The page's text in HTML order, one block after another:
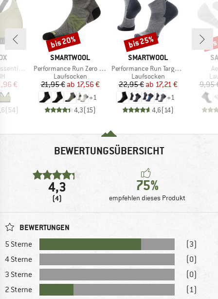
Top
Preis
€
(54)
MARKE
SMARTWOOL
Artikel
Performance Run Zero Cushion Ankle
Produktgruppe
Laufsocken
Preis
21,95 € reduzierter Preis
ab 17,56 €
+1
4,3(15)
Rabatt
bis 20%
MARKE
SMARTWOOL
Artikel
Performance Run Targeted Cushion Ankle
Produktgruppe
Laufsocken
Preis
22,95 € reduzierter Preis
ab 17,21 €
+1
4,6(14)
Rabatt
bis 25%
9,95
BEWERTUNGSÜBERSICHT
4,3
(4)
75%
empfehlen dieses Produkt
BEWERTUNGEN
5 Sterne
(3)
4 Sterne
(0)
3 Sterne
(0)
2 Sterne
(1)